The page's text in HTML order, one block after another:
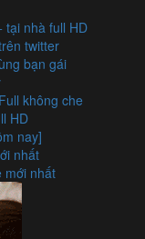
tại nhà full HD
twitter
bạn gái
không che
HD
nay]
nhất
mới nhất